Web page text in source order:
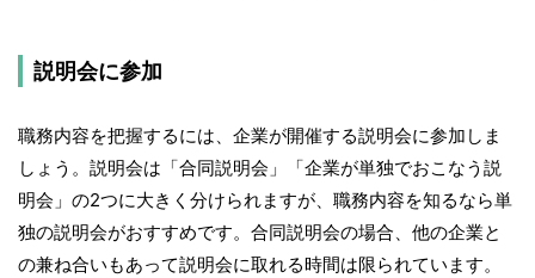
説明会に参加
職務内容を把握するには、企業が開催する説明会に参加しま
しょう。説明会は「合同説明会」「企業が単独でおこなう説
明会」の2つに大きく分けられますが、職務内容を知るなら単
独の説明会がおすすめです。合同説明会の場合、他の企業と
の兼ね合いもあって説明会に取れる時間は限られています。